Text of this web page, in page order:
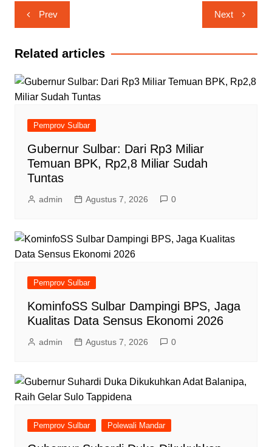
Navigasi
pos
Prev Next
Related articles
Pemprov Sulbar
Gubernur Sulbar: Dari Rp3 Miliar
Temuan BPK, Rp2,8 Miliar Sudah
Tuntas
admin Agustus 7, 2026 0
Pemprov Sulbar
KominfoSS Sulbar Dampingi BPS, Jaga
Kualitas Data Sensus Ekonomi 2026
admin Agustus 7, 2026 0
Pemprov Sulbar Polewali Mandar